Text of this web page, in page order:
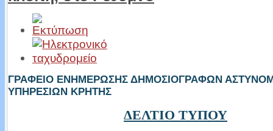
ΓΡΑΦΕΙΟ ΕΝΗΜΕΡΩΣΗΣ ΔΗΜΟΣΙΟΓΡΑΦΩΝ
ΥΠΗΡΕΣΙΩΝ ΚΡΗΤΗΣ
ΔΕΛΤΙΟ ΤΥΠΟΥ